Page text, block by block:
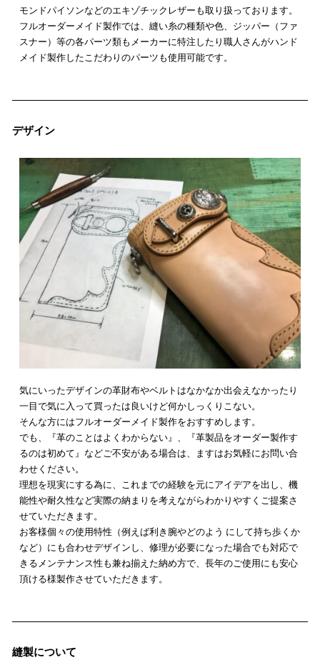
モンドパイソンなどのエキゾチックレザーも取り扱っております。
フルオーダーメイド製作では、縫い糸の種類や色、ジッパー（ファ
スナー）等の各パーツ類もメーカーに特注したり職人さんがハンド
メイド製作したこだわりのパーツも使用可能です。
デザイン
気にいったデザインの革財布やベルトはなかなか出会えなかったり
一目で気に入って買ったは良いけど何かしっくりこない。
そんな方にはフルオーダーメイド製作をおすすめします。
でも、『革のことはよくわからない』、『革製品をオーダー製作す
るのは初めて』などご不安がある場合は、ますはお気軽にお問い合
わせください。
理想を現実にする為に、これまでの経験を元にアイデアを出し、機
能性や耐久性など実際の納まりを考えながらわかりやすくご提案さ
せていただきます。
お客様個々の使用特性（例えば利き腕やどのよう にして持ち歩くか
など）にも合わせデザインし、修理が必要になった場合でも対応で
きるメンテナンス性も兼ね揃えた納め方で、長年のご使用にも安心
頂ける様製作させていただきます。
縫製について